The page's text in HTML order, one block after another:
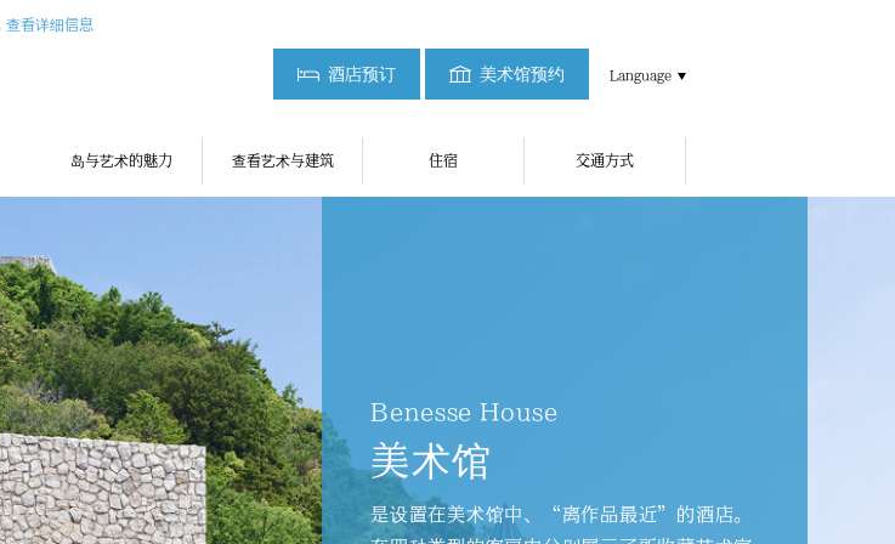
查看详细信息
酒店预订 美术馆预约
岛与艺术的魅力 查看艺术与建筑 住宿 交通方式
Language
Benesse House
美术馆
是设置在美术馆中、“离作品最近”的酒店。